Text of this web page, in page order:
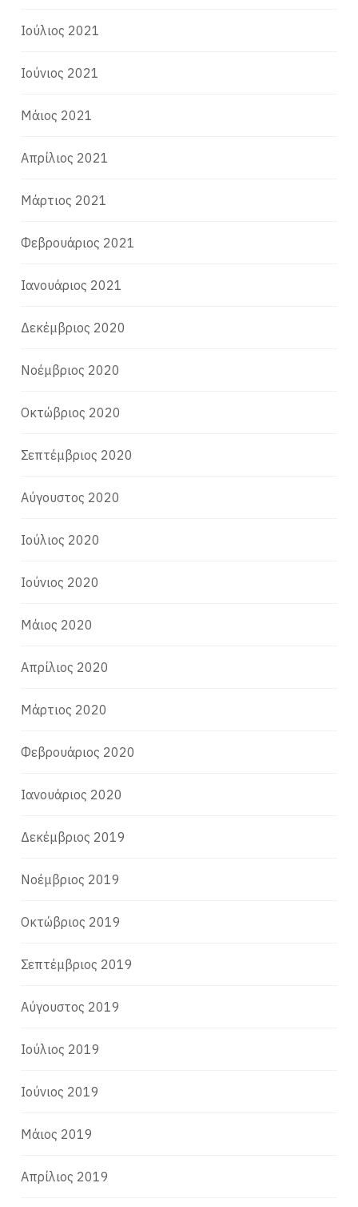
Ιούλιος 2021
Ιούνιος 2021
Μάιος 2021
Απρίλιος 2021
Μάρτιος 2021
Φεβρουάριος 2021
Ιανουάριος 2021
Δεκέμβριος 2020
Νοέμβριος 2020
Οκτώβριος 2020
Σεπτέμβριος 2020
Αύγουστος 2020
Ιούλιος 2020
Ιούνιος 2020
Μάιος 2020
Απρίλιος 2020
Μάρτιος 2020
Φεβρουάριος 2020
Ιανουάριος 2020
Δεκέμβριος 2019
Νοέμβριος 2019
Οκτώβριος 2019
Σεπτέμβριος 2019
Αύγουστος 2019
Ιούλιος 2019
Ιούνιος 2019
Μάιος 2019
Απρίλιος 2019